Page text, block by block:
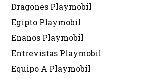
Dragones Playmobil
Egipto Playmobil
Enanos Playmobil
Entrevistas Playmobil
Equipo A Playmobil